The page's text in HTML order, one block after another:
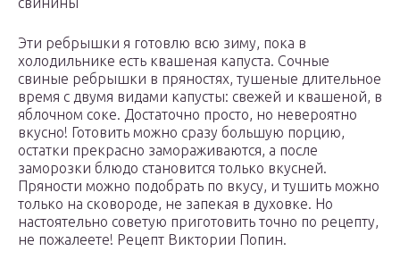
Эти ребрышки я готовлю всю зиму, пока в
холодильнике есть квашеная капуста. Сочные
свиные ребрышки в пряностях, тушеные длительное
время с двумя видами капусты: свежей и квашеной, в
яблочном соке. Достаточно просто, но невероятно
вкусно! Готовить можно сразу большую порцию,
остатки прекрасно замораживаются, а после
заморозки блюдо становится только вкусней.
Пряности можно подобрать по вкусу, и тушить можно
только на сковороде, не запекая в духовке. Но
настоятельно советую приготовить точно по рецепту,
не пожалеете! Рецепт Виктории Попин.